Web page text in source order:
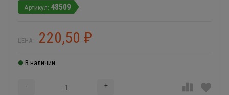
48509
ЦЕНА: 220,50 ₽
В наличии
- +